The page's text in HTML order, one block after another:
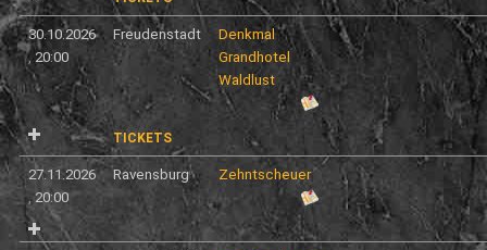
30.10.2026
, 20:00
Freudenstadt
Denkmal
Grandhotel
Waldlust
TICKETS
27.11.2026
,20:00
Ravensburg Zehntscheuer